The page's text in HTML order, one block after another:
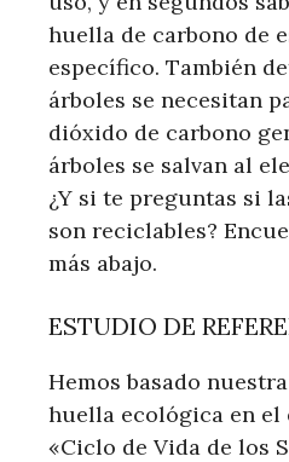
huella de carbono de
específico. También
árboles se necesitan
dióxido de carbono
árboles se salvan al
¿Y si te preguntas si
son reciclables?
más abajo.
ESTUDIO DE
Hemos basado
huella ecológica en
«Ciclo de Vida de los